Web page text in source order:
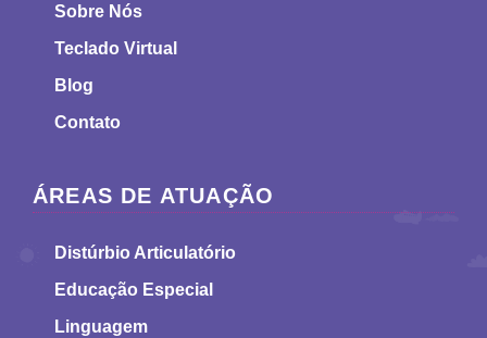
Sobre Nós
Teclado Virtual
Blog
Contato
ÁREAS DE ATUAÇÃO
Distúrbio Articulatório
Educação Especial
Linguagem